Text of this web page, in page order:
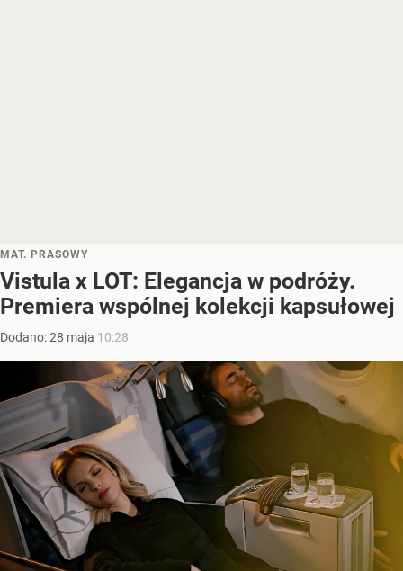
MAT. PRASOWY
Vistula x LOT: Elegancja w podróży.
Premiera wspólnej kolekcji kapsułowej
Dodano:28 maja 10:28